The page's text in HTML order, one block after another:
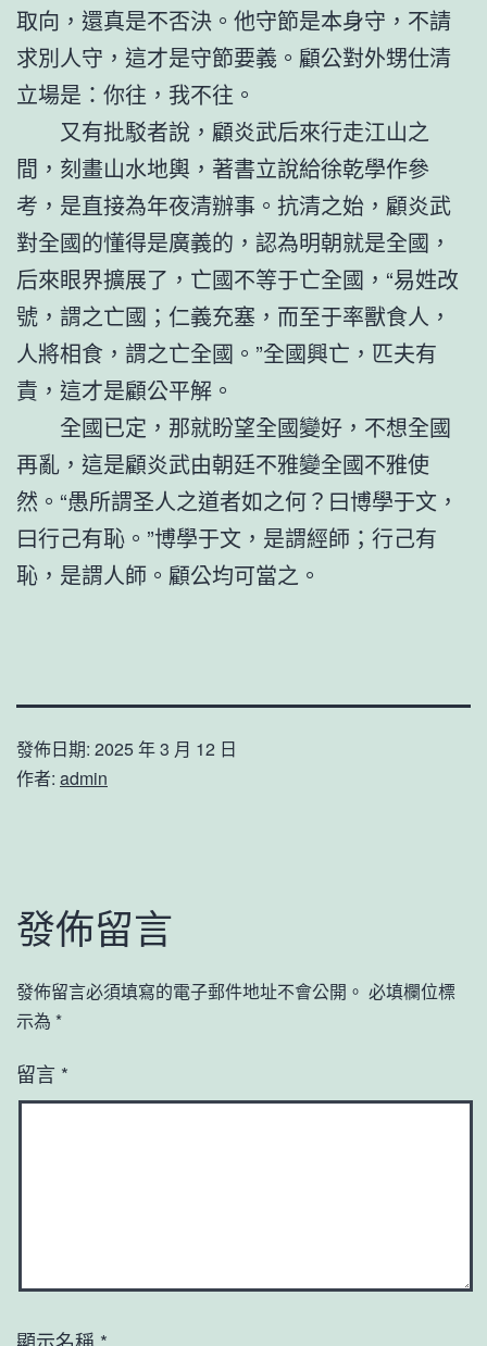
取向，還真是不否決。他守節是本身守，不請
求別人守，這才是守節要義。顧公對外甥仕清
立場是：你往，我不往。
又有批駁者說，顧炎武后來行走江山之
間，刻畫山水地輿，著書立說給徐乾學作參
考，是直接為年夜清辦事。抗清之始，顧炎武
對全國的懂得是廣義的，認為明朝就是全國，
后來眼界擴展了，亡國不等于亡全國，“易姓改
號，謂之亡國；仁義充塞，而至于率獸食人，
人將相食，謂之亡全國。”全國興亡，匹夫有
責，這才是顧公平解。
全國已定，那就盼望全國變好，不想全國
再亂，這是顧炎武由朝廷不雅變全國不雅使
然。“愚所謂圣人之道者如之何？曰博學于文，
曰行己有恥。”博學于文，是謂經師；行己有
恥，是謂人師。顧公均可當之。
發佈日期: 2025 年 3 月 12 日
作者: admin
發佈留言
發佈留言必須填寫的電子郵件地址不會公開。 必填欄位標
示為 *
留言 *
顯示名稱 *